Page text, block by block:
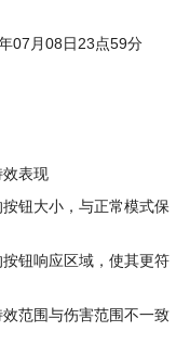
07月08日23点59分
表现
钮大小，与正常模式保
钮响应区域，使其更符
范围与伤害范围不一致